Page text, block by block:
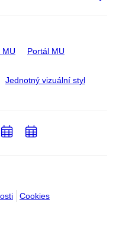
MU Portál MU
Jednotný vizuální styl
Cookies
PřidatPřidat